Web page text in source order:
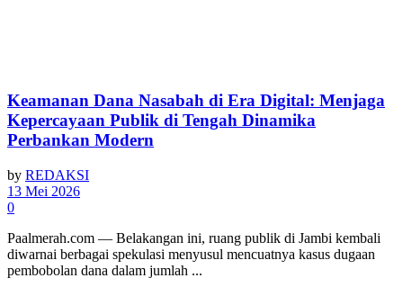
Keamanan Dana Nasabah di Era Digital: Menjaga
Kepercayaan Publik di Tengah Dinamika
Perbankan Modern
by REDAKSI
13 Mei 2026
0
Paalmerah.com — Belakangan ini, ruang publik di Jambi kembali
diwarnai berbagai spekulasi menyusul mencuatnya kasus dugaan
pembobolan dana dalam jumlah ...